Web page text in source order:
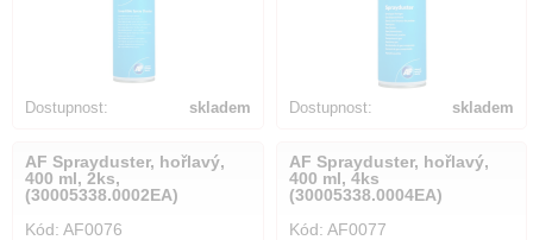
Dostupnost: skladem Dostupnost: skladem
AF Sprayduster, hořlavý,
400 ml, 2ks,
(30005338.0002EA)
Kód: AF0076
AF Sprayduster, hořlavý,
400 ml, 4ks
(30005338.0004EA)
Kód: AF0077